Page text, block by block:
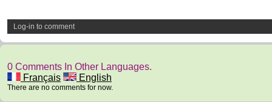
Log-in to comment
0 Comments In Other Languages.
Français
English
There are no comments for now.